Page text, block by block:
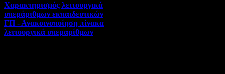
Χαρακτηρισμός λειτουργικά
υπεράριθμων εκπαιδευτικών
ΓΠ - Ανακοινοποίηση πίνακα
λειτουργικά υπεραρίθμων